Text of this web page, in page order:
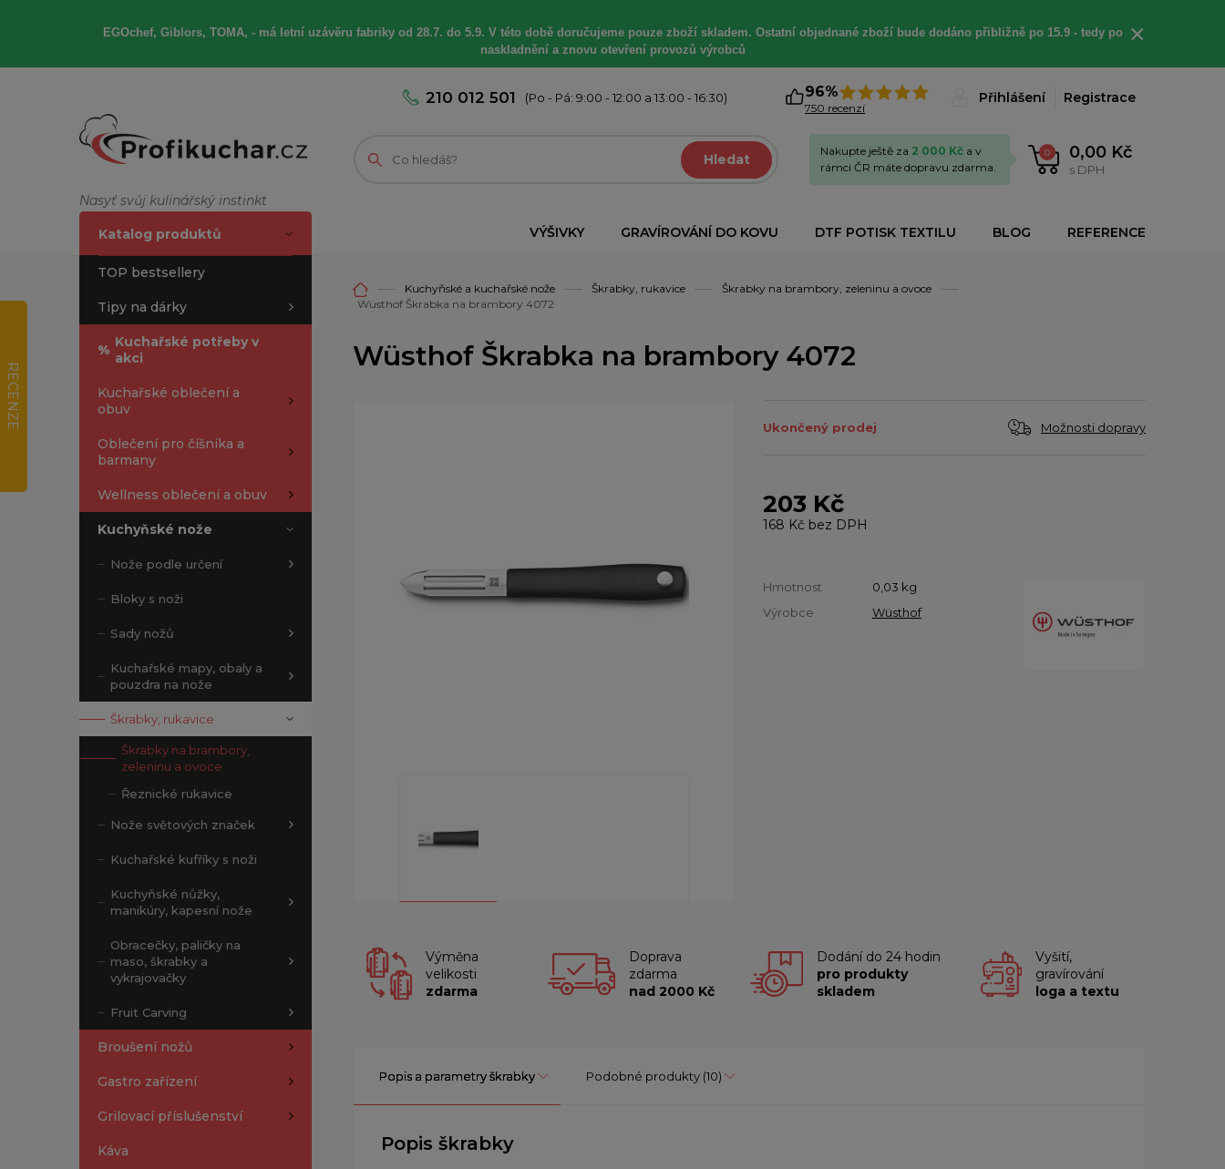
EGOchef, Giblors, TOMA, -má letní uzávěru fabriky od 28.7. do 5.9. V této době doručujeme pouze zboží skladem. Ostatní objednané zboží bude dodáno přibližně po 15.9 - tedy po
naskladnění a znovu otevření provozů výrobců
×
Nasyť svůj kulinářský instinkt
210 012 501 (Po - Pá: 9:00 - 12:00 a 13:00 - 16:30) 96%
750 recenzí
Přihlášení Registrace
Hledat 0 0,00 Kč
s DPH
Nakupte ještě za 2 000 Kč a v
rámci ČR máte dopravu zdarma.
VÝŠIVKY GRAVÍROVÁNÍ DO KOVU DTF POTISK TEXTILU BLOG REFERENCE
Katalog produktů
TOP bestsellery
Tipy na dárky
% Kuchařské potřeby v
akci
Kuchařské oblečení a
obuv
Oblečení pro číšníka a
barmany
Wellness oblečení a obuv
Kuchyňské nože
Nože podle určení
Bloky s noži
Sady nožů
Kuchařské mapy, obaly a
pouzdra na nože
Škrabky, rukavice
Škrabky na brambory,
zeleninu a ovoce
Řeznické rukavice
Nože světových značek
Kuchařské kufříky s noži
Kuchyňské nůžky,
manikúry, kapesní nože
Obracečky, paličky na
maso, škrabky a
vykrajovačky
Fruit Carving
Broušení nožů
Gastro zařízení
Grilovací příslušenství
Káva
Kuchyňské a kuchařské nože Škrabky, rukavice
Škrabky na brambory, zeleninu a ovoce
Wüsthof Škrabka na brambory 4072
Wüsthof Škrabka na brambory 4072
Ukončený prodej Možnosti dopravy
203 Kč
168 Kč bez DPH
Hmotnost 0,03 kg
Výrobce
Wüsthof
Výměna
velikosti
zdarma
Doprava
zdarma
nad 2000 Kč
Dodání do 24 hodin
pro produkty
skladem
Vyšití,
gravírování
loga a textu
Popis a parametry škrabky Podobné produkty (10)
Popis škrabky
RECENZE